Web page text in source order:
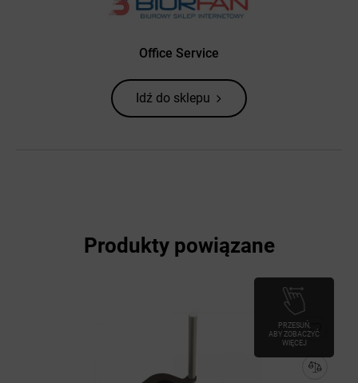
Office Service
Idź do sklepu
Produkty powiązane
PRZESUŃ,
ABY ZOBACZYĆ
WIĘCEJ